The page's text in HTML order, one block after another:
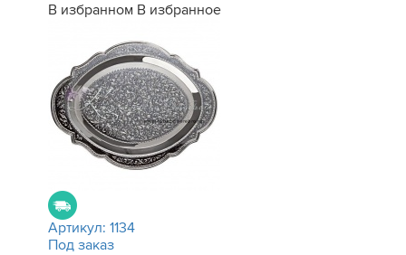
В избранном В избранное
Артикул: 1134
Под заказ